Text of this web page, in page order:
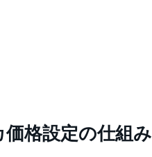
格設定の仕組み